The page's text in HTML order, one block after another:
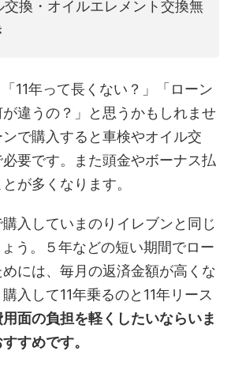
交換・オイルエレメント交換無
11年って長くない？」「ローン
違うの？」と思うかもしれませ
で購入すると車検やオイル交
要です。また頭金やボーナス払
が多くなります。
入していまのりイレブンと同じ
う。５年などの短い期間でロー
には、毎月の返済金額が高くな
入して11年乗るのと11年リース
用面の負担を軽くしたいならいま
すめです。